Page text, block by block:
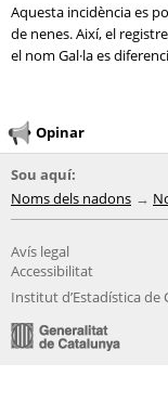
Aquesta incidència es
de nenes. Així, el
el nom Gal·la es
Opinar
Sou aquí:
Noms dels nadons
Avís legal
Accessibilitat
Institut d’Estadística de